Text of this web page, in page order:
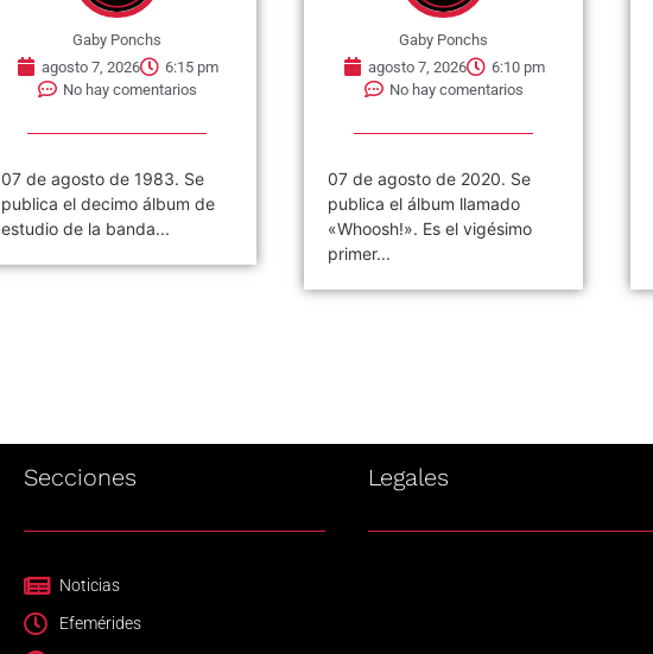
Gaby Ponchs
agosto 7, 2026
6:15 pm
No hay comentarios
07 de agosto de 1983. Se
publica el decimo álbum de
estudio de la banda...
Gaby Ponchs
agosto 7, 2026
6:10 pm
No hay comentarios
07 de agosto de 2020. Se
publica el álbum llamado
«Whoosh!». Es el vigésimo
primer...
Secciones
Noticias
Efemérides
Legales